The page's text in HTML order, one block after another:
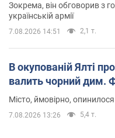
Зокрема, він обговорив з
українській армії
7.08.2026 14:51 2,1 т.
В окупованій Ялті
валить чорний дим.
Місто, ймовірно,
7.08.2026 13:26 5,4 т.